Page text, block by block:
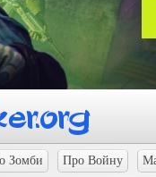
Зомби Про Войну